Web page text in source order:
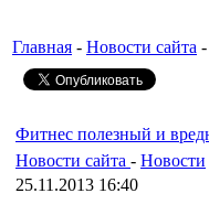
Главная - Новости сайта
Фитнес полезный и
Новости сайта - Новости
25.11.2013 16:40